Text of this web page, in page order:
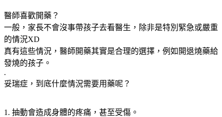
醫師喜歡開藥？
一般，家長不會沒事帶孩子去看醫生，除非是特別緊急或嚴重
的情況XD
真有這些情況，醫師開藥其實是合理的選擇，例如開退燒藥給
發燒的孩子。
.
妥瑞症，到底什麼情況需要用藥呢？
1. 抽動會造成身體的疼痛，甚至受傷。